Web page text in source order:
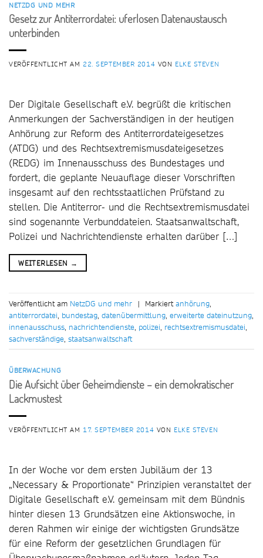
NETZDG UND MEHR
Gesetz zur Antiterrordatei: uferlosen Datenaustausch
unterbinden
VERÖFFENTLICHT AM 22. SEPTEMBER 2014 VON ELKE STEVEN
Der Digitale Gesellschaft e.V. begrüßt die kritischen
Anmerkungen der Sachverständigen in der heutigen
Anhörung zur Reform des Antiterrordateigesetzes
(ATDG) und des Rechtsextremismusdateigesetzes
(REDG) im Innenausschuss des Bundestages und
fordert, die geplante Neuauflage dieser Vorschriften
insgesamt auf den rechtsstaatlichen Prüfstand zu
stellen. Die Antiterror- und die Rechtsextremismusdatei
sind sogenannte Verbunddateien. Staatsanwaltschaft,
Polizei und Nachrichtendienste erhalten darüber […]
WEITERLESEN →
Veröffentlicht am NetzDG und mehr | Markiertanhörung,
antiterrordatei, bundestag, datenübermittlung, erweiterte dateinutzung,
innenausschuss, nachrichtendienste, polizei, rechtsextremismusdatei,
sachverständige, staatsanwaltschaft
ÜBERWACHUNG
Die Aufsicht über Geheimdienste – ein demokratischer
Lackmustest
VERÖFFENTLICHT AM 17. SEPTEMBER 2014 VON ELKE STEVEN
In der Woche vor dem ersten Jubiläum der 13
„Necessary & Proportionate“ Prinzipien veranstaltet der
Digitale Gesellschaft e.V. gemeinsam mit dem Bündnis
hinter diesen 13 Grundsätzen eine Aktionswoche, in
deren Rahmen wir einige der wichtigsten Grundsätze
für eine Reform der gesetzlichen Grundlagen für